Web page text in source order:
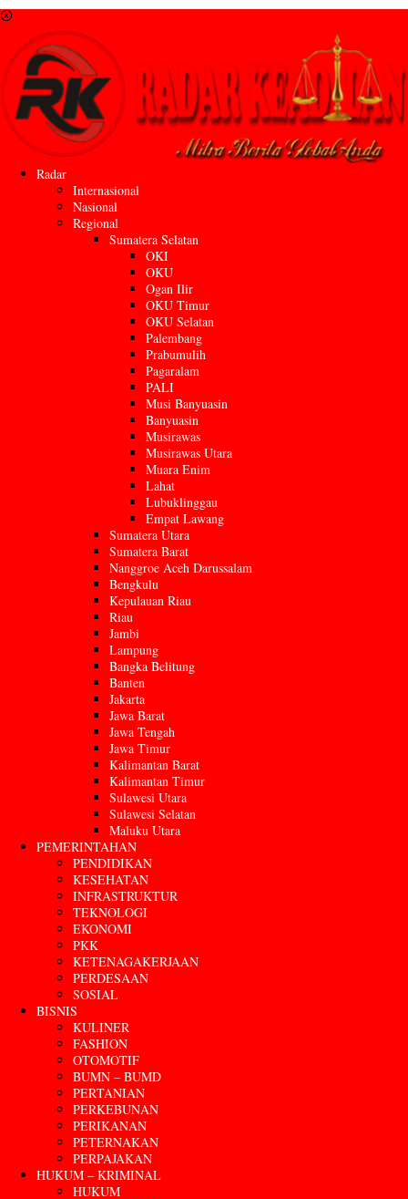
Radar
Internasional
Nasional
Regional
Sumatera Selatan
OKI
OKU
Ogan Ilir
OKU Timur
OKU Selatan
Palembang
Prabumulih
Pagaralam
PALI
Musi Banyuasin
Banyuasin
Musirawas
Musirawas Utara
Muara Enim
Lahat
Lubuklinggau
Empat Lawang
Sumatera Utara
Sumatera Barat
Nanggroe Aceh Darussalam
Bengkulu
Kepulauan Riau
Riau
Jambi
Lampung
Bangka Belitung
Banten
Jakarta
Jawa Barat
Jawa Tengah
Jawa Timur
Kalimantan Barat
Kalimantan Timur
Sulawesi Utara
Sulawesi Selatan
Maluku Utara
PEMERINTAHAN
PENDIDIKAN
KESEHATAN
INFRASTRUKTUR
TEKNOLOGI
EKONOMI
PKK
KETENAGAKERJAAN
PERDESAAN
SOSIAL
BISNIS
KULINER
FASHION
OTOMOTIF
BUMN – BUMD
PERTANIAN
PERKEBUNAN
PERIKANAN
PETERNAKAN
PERPAJAKAN
HUKUM – KRIMINAL
HUKUM